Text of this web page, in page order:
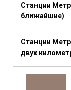
Станции
ближайшие)
Станции
двух